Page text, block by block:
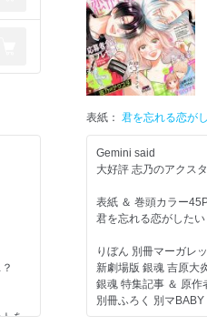
郁
★オザキアキラ「う
★加瀬まつり「
★咲坂伊緒「ユメかウ
★双海芽生「神に恋な
★ことのは紬「恋とシ
★原作：青山はるの 作
★アリハラナオ「白銀
★読みきり
泉麦歩「甘やかして
を
表紙：君を忘れる恋が
Gemini said
大好評 志乃のアクス
表紙 ＆ 巻頭カラー
君を忘れる恋がした
りぼん 別冊マーガレ
新劇場版 銀魂 吉原大
銀魂 特集記事 ＆ 原
別冊ふろく 別マBABY